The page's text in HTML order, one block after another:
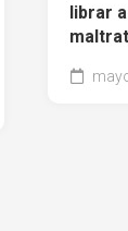
librar